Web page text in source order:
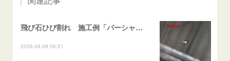
飛び石ひび割れ 施工例「パーシャル系・衝撃点範囲ハマカケ」エスティマ
2026.08.08 06:21